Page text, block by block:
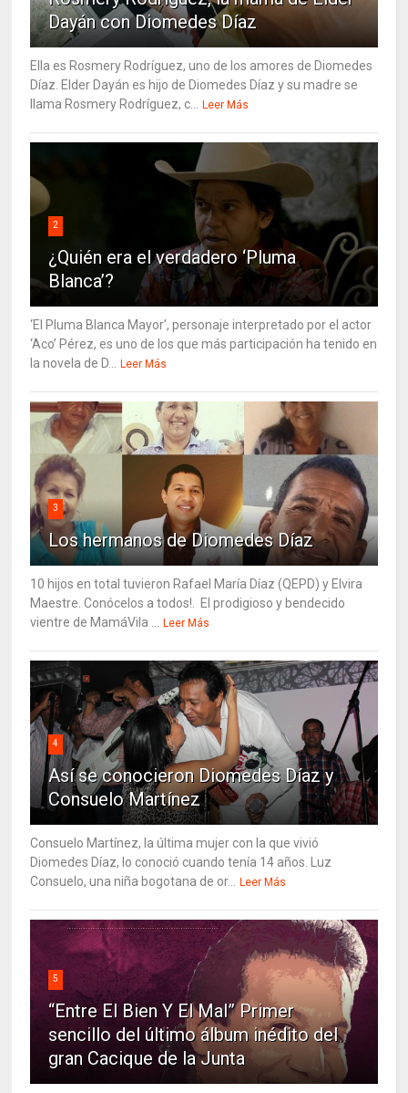
Dayán con Diomedes Díaz
Ella es Rosmery Rodríguez, uno de los amores de Diomedes
Díaz. Elder Dayán es hijo de Diomedes Díaz y su madre se
llama Rosmery Rodríguez, c...
Leer Más
2
¿Quién era el verdadero ‘Pluma
Blanca’?
‘El Pluma Blanca Mayor’, personaje interpretado por el actor
‘Aco’ Pérez, es uno de los que más participación ha tenido en
la novela de D...
Leer Más
3
Los hermanos de Diomedes Díaz
10 hijos en total tuvieron Rafael María Díaz (QEPD) y Elvira
Maestre. Conócelos a todos!. El prodigioso y bendecido
vientre de MamáVila ...
Leer Más
4
Así se conocieron Diomedes Díaz y
Consuelo Martínez
Consuelo Martínez, la última mujer con la que vivió
Diomedes Díaz, lo conoció cuando tenía 14 años. Luz
Consuelo, una niña bogotana de or...
Leer Más
5
“Entre El Bien Y El Mal” Primer
sencillo del último álbum inédito del
gran Cacique de la Junta